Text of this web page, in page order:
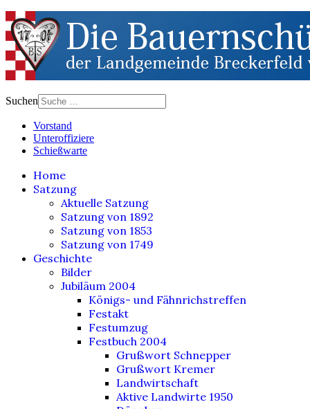
Suchen
Vorstand
Unteroffiziere
Schießwarte
Home
Satzung
Aktuelle Satzung
Satzung von 1892
Satzung von 1853
Satzung von 1749
Geschichte
Bilder
Jubiläum 2004
Königs- und Fähnrichstreffen
Festakt
Festumzug
Festbuch 2004
Grußwort Schnepper
Grußwort Kremer
Landwirtschaft
Aktive Landwirte 1950